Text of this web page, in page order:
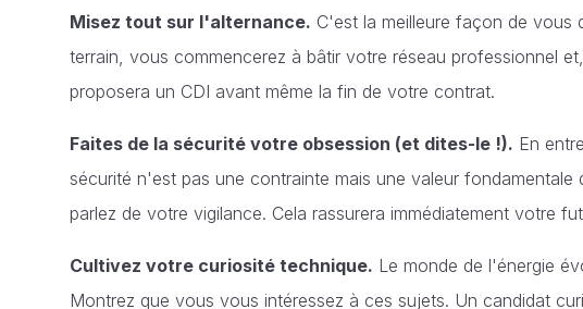
Misez tout sur l'alternance. C'est la meilleure façon de vous
terrain, vous commencerez à bâtir votre réseau professionnel
proposera un CDI avant même la fin de votre contrat.
Faites de la sécurité votre obsession (et dites-le !). En
sécurité n'est pas une contrainte mais une valeur fondamentale
parlez de votre vigilance. Cela rassurera immédiatement votre
Cultivez votre curiosité technique. Le monde de l'énergie
Montrez que vous vous intéressez à ces sujets. Un candidat